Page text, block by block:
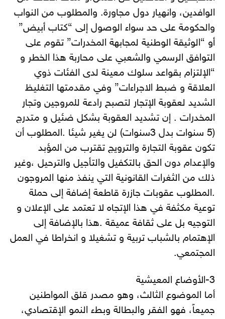
الوافدين، وانهيار دول مجاورة. والمطلوب من النواب
والحكومة على حد سواء الوصول إلى “كتاب أبيض”
أو “الوثيقة الوطنية لمجابهة المخدرات” تقوم على
التوافق الرسمي والشعبي على محاربة هذا الخطر و
“الإلتزام بقواعد سلوك معينة لدى الفئات ذوي
العلاقة و ضبط الاجراءات” وفي مقدمتها التغليظ
الشديد لعقوبة الإتجار لتصبح رادعة للمروجين وتجار
المخدرات . إن تشديد العقوبة بشكل ضئيل و متدرج
(5 سنوات بدل 3سنوات) لن يغير شيئا .المطلوب أن
تكون عقوبة التجارة والترويج تقترب من المؤبد
والإعدام دون الحق بالتكفيل والتأجيل والترحيل ،وغير
ذلك من الثغرات القانونية التي ينفذ منها المروجون
.المطلوب عقوبات جازرة قاطعة إضافة إلى حملة
توعية مكثفة في هذا الإتجاه لا تعتمد على الإعلان و
التوجيه بل على ثقافة عميقة .هذا بالإضافة إلى
الإهتمام بالشباب تربية و تشغيلا و انخراطا في العمل
المجتمعي.
3-الأوضاع المعيشية
أما الموضوع الثالث، وهو مصدر قلق المواطنين
جميعاً، فهو الفقر والبطالة وبطء النمو الإقتصادي،